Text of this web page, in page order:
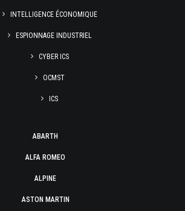
INTELLIGENCE ÉCONOMIQUE
ESPIONNAGE INDUSTRIEL
CYBER ICS
OCMST
ICS
ABARTH
ALFA ROMEO
ALPINE
ASTON MARTIN